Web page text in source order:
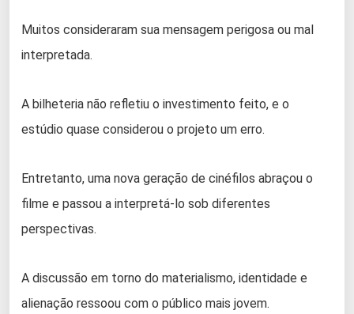
Muitos consideraram sua mensagem perigosa ou mal
interpretada.
A bilheteria não refletiu o investimento feito, e o
estúdio quase considerou o projeto um erro.
Entretanto, uma nova geração de cinéfilos abraçou o
filme e passou a interpretá-lo sob diferentes
perspectivas.
A discussão em torno do materialismo, identidade e
alienação ressoou com o público mais jovem.